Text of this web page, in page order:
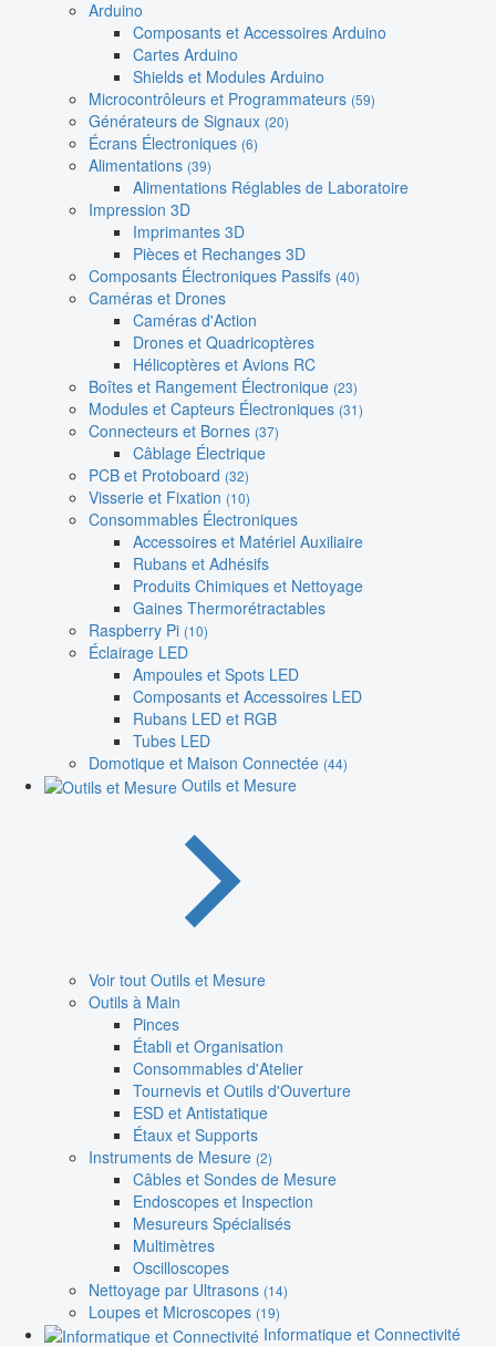
Arduino
Composants et Accessoires Arduino
Cartes Arduino
Shields et Modules Arduino
Microcontrôleurs et Programmateurs (59)
Générateurs de Signaux (20)
Écrans Électroniques (6)
Alimentations (39)
Alimentations Réglables de Laboratoire
Impression 3D
Imprimantes 3D
Pièces et Rechanges 3D
Composants Électroniques Passifs (40)
Caméras et Drones
Caméras d'Action
Drones et Quadricoptères
Hélicoptères et Avions RC
Boîtes et Rangement Électronique (23)
Modules et Capteurs Électroniques (31)
Connecteurs et Bornes (37)
Câblage Électrique
PCB et Protoboard (32)
Visserie et Fixation (10)
Consommables Électroniques
Accessoires et Matériel Auxiliaire
Rubans et Adhésifs
Produits Chimiques et Nettoyage
Gaines Thermorétractables
Raspberry Pi (10)
Éclairage LED
Ampoules et Spots LED
Composants et Accessoires LED
Rubans LED et RGB
Tubes LED
Domotique et Maison Connectée (44)
Outils et Mesure
Voir tout Outils et Mesure
Outils à Main
Pinces
Établi et Organisation
Consommables d'Atelier
Tournevis et Outils d'Ouverture
ESD et Antistatique
Étaux et Supports
Instruments de Mesure (2)
Câbles et Sondes de Mesure
Endoscopes et Inspection
Mesureurs Spécialisés
Multimètres
Oscilloscopes
Nettoyage par Ultrasons (14)
Loupes et Microscopes (19)
Informatique et Connectivité